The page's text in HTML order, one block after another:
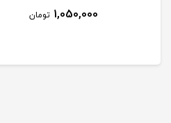
1,050,000 تومان